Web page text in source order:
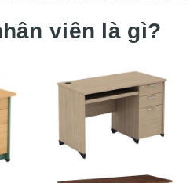
viên là gì?